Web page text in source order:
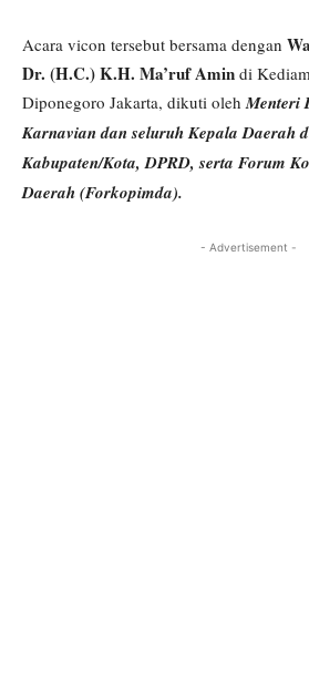
Acara vicon tersebut bersama dengan
Dr. (H.C.) K.H. Ma’ruf Amin di
Diponegoro Jakarta, dikuti olehMenteri
Karnavian dan seluruh Kepala Daerah
Kabupaten/Kota, DPRD, serta Forum
Daerah (Forkopimda).
- Advertisement -